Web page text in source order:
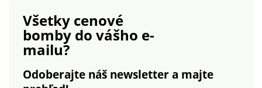
voči chlóru a vhodné do
bazéna.
penovými košíkmi a
gumkou pod prsiami.
Standard 100 by Oeko-
Tex (CQ 12163). Táto
známka označuje
Všetky cenové
bomby do vášho e-
mailu?
Odoberajte náš newsletter a majte